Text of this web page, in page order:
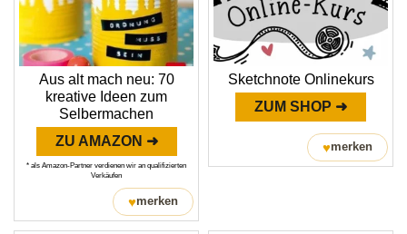
Aus alt mach neu: 70
kreative Ideen zum
Selbermachen
ZU AMAZON ➜
* als Amazon-Partner verdienen wir an qualifizierten
Verkäufen
♥merken
Sketchnote Onlinekurs
ZUM SHOP ➜
♥merken